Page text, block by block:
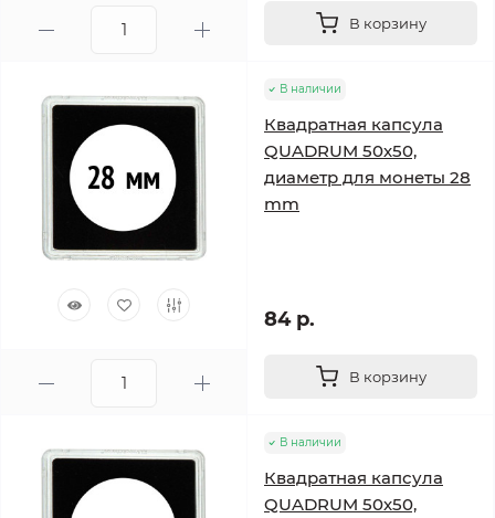
В корзину
В наличии
Квадратная капсула
QUADRUM 50х50,
диаметр для монеты 28
mm
84 р.
В корзину
В наличии
Квадратная капсула
QUADRUM 50х50,